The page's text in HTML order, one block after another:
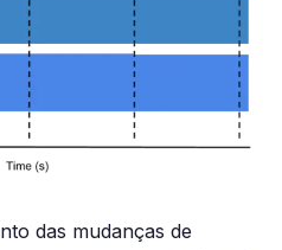
das mudanças de